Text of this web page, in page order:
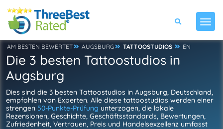
AM BESTEN BEWERTET AUGSBURG TATTOOSTUDIOS EN
Die 3 besten Tattoostudios in
Augsburg
Dies sind die 3 besten Tattoostudios in Augsburg, Deutschland,
empfohlen von Experten. Alle diese tattoostudios werden einer
strengen 50-Punkte-Prüfung unterzogen, die lokale
Rezensionen, Geschichte, Geschäftsstandards, Bewertungen,
Zufriedenheit, Vertrauen, Preis und Handelsexzellenz umfasst